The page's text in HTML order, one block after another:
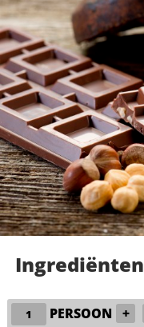
Ingrediënten
PERSOON +